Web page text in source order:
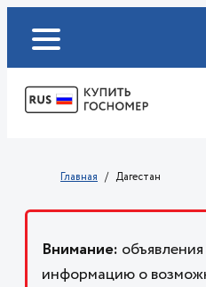
Главная Дагестан
Внимание:
информацию о